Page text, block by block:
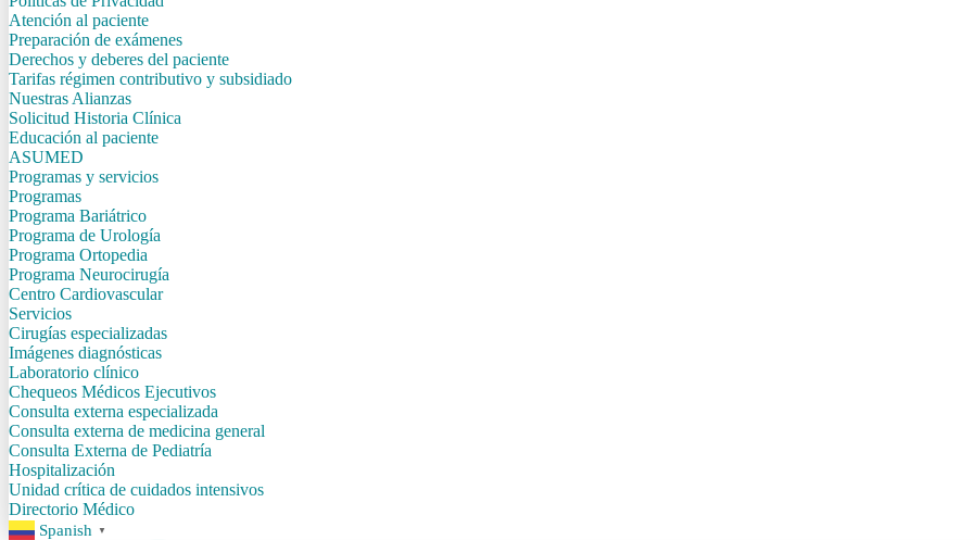
Atención al paciente
Preparación de exámenes
Derechos y deberes del paciente
Tarifas régimen contributivo y subsidiado
Nuestras Alianzas
Solicitud Historia Clínica
Educación al paciente
ASUMED
Programas y servicios
Programas
Programa Bariátrico
Programa de Urología
Programa Ortopedia
Programa Neurocirugía
Centro Cardiovascular
Servicios
Cirugías especializadas
Imágenes diagnósticas
Laboratorio clínico
Chequeos Médicos Ejecutivos
Consulta externa especializada
Consulta externa de medicina general
Consulta Externa de Pediatría
Hospitalización
Unidad crítica de cuidados intensivos
Directorio Médico
Spanish ▼